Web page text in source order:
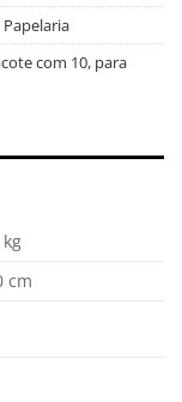
Papelaria
com 10, para
cm